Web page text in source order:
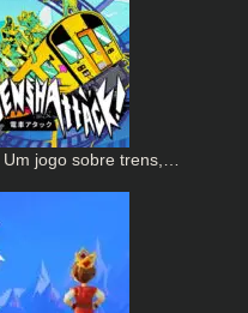
jogo sobre trens,…